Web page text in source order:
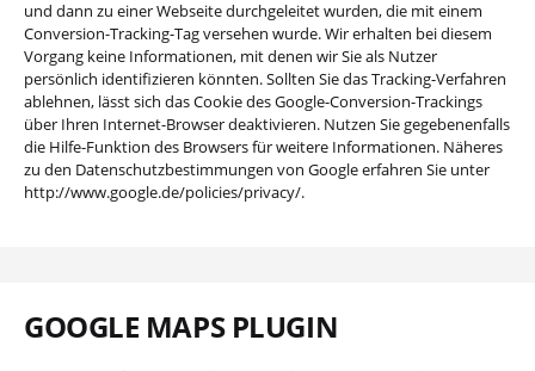
und dann zu einer Webseite durchgeleitet wurden, die mit einem
Conversion-Tracking-Tag versehen wurde. Wir erhalten bei diesem
Vorgang keine Informationen, mit denen wir Sie als Nutzer
persönlich identifizieren könnten. Sollten Sie das Tracking-Verfahren
ablehnen, lässt sich das Cookie des Google-Conversion-Trackings
über Ihren Internet-Browser deaktivieren. Nutzen Sie gegebenenfalls
die Hilfe-Funktion des Browsers für weitere Informationen. Näheres
zu den Datenschutzbestimmungen von Google erfahren Sie unter
http://www.google.de/policies/privacy/.
GOOGLE MAPS PLUGIN